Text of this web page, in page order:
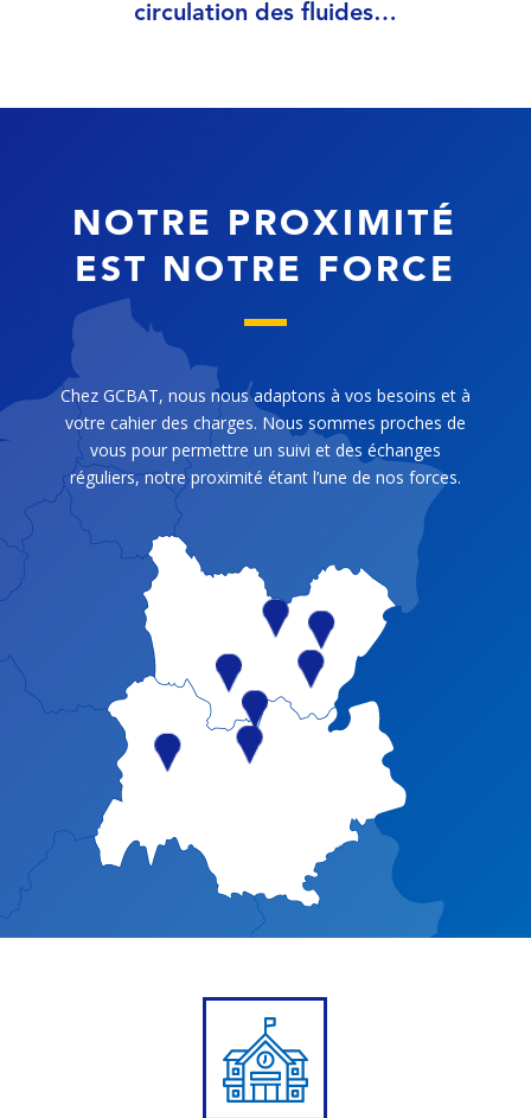
circulation des fluides…
NOTRE PROXIMITÉ
EST NOTRE FORCE
Chez GCBAT, nous nous adaptons à vos besoins et à
votre cahier des charges. Nous sommes proches de
vous pour permettre un suivi et des échanges
réguliers, notre proximité étant l’une de nos forces.